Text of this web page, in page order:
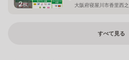
2枚
大阪府寝屋川市香里西
すべて見る